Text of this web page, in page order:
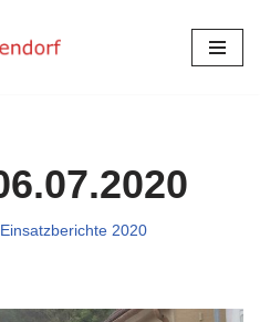
Einsatzberichte 2020